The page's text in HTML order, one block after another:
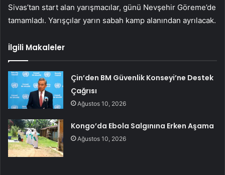
Sivas’tan start alan yarışmacılar, günü Nevşehir Göreme’de
tamamladı. Yarışçılar yarın sabah kamp alanından ayrılacak.
İlgili Makaleler
Çin’den BM Güvenlik Konseyi’ne Destek
Çağrısı
Ağustos 10, 2026
Kongo’da Ebola Salgınına Erken Aşama
Ağustos 10, 2026